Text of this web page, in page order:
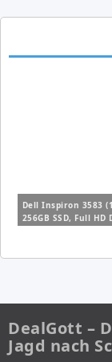
Dell Inspiron 3583
256GB SSD, Full
DealGott –
Jagd nach